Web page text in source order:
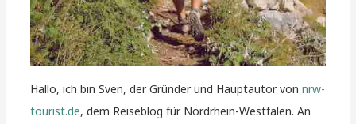
Hallo, ich bin Sven, der Gründer und Hauptautor vonnrw-
tourist.de, dem Reiseblog für Nordrhein-Westfalen. An